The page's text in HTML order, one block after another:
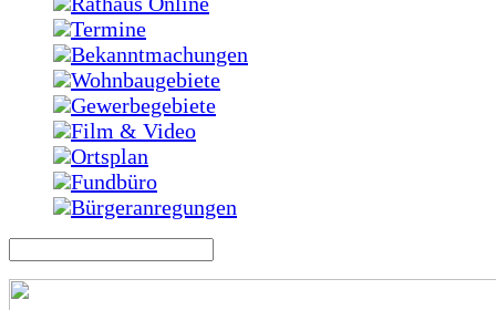
Termine
Bekanntmachungen
Wohnbaugebiete
Gewerbegebiete
Film & Video
Ortsplan
Fundbüro
Bürgeranregungen